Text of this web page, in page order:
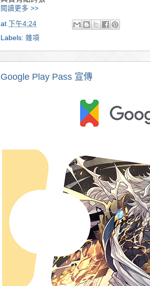
閱讀更多 >>
at
下午4:24
Labels: 雜項
Google Play Pass 宣傳